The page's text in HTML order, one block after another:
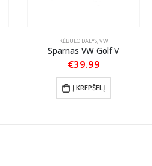
KĖBULO DALYS,VW
Sparnas VW Golf V
€39.99
Į KREPŠELĮ